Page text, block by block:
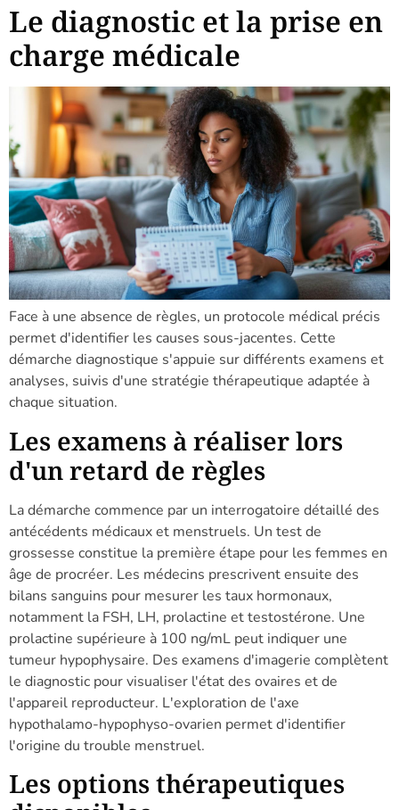
Le diagnostic et la prise en
charge médicale
Face à une absence de règles, un protocole médical précis
permet d'identifier les causes sous-jacentes. Cette
démarche diagnostique s'appuie sur différents examens et
analyses, suivis d'une stratégie thérapeutique adaptée à
chaque situation.
Les examens à réaliser lors
d'un retard de règles
La démarche commence par un interrogatoire détaillé des
antécédents médicaux et menstruels. Un test de
grossesse constitue la première étape pour les femmes en
âge de procréer. Les médecins prescrivent ensuite des
bilans sanguins pour mesurer les taux hormonaux,
notamment la FSH, LH, prolactine et testostérone. Une
prolactine supérieure à 100 ng/mL peut indiquer une
tumeur hypophysaire. Des examens d'imagerie complètent
le diagnostic pour visualiser l'état des ovaires et de
l'appareil reproducteur. L'exploration de l'axe
hypothalamo-hypophyso-ovarien permet d'identifier
l'origine du trouble menstruel.
Les options thérapeutiques